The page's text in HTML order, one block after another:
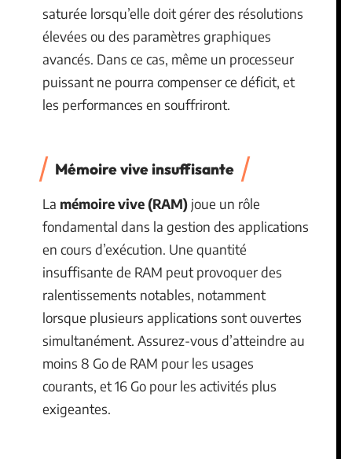
saturée lorsqu’elle doit gérer des résolutions
élevées ou des paramètres graphiques
avancés. Dans ce cas, même un processeur
puissant ne pourra compenser ce déficit, et
les performances en souffriront.
Mémoire vive insuffisante
La mémoire vive (RAM) joue un rôle
fondamental dans la gestion des applications
en cours d’exécution. Une quantité
insuffisante de RAM peut provoquer des
ralentissements notables, notamment
lorsque plusieurs applications sont ouvertes
simultanément. Assurez-vous d’atteindre au
moins 8 Go de RAM pour les usages
courants, et 16 Go pour les activités plus
exigeantes.